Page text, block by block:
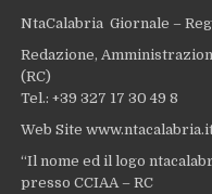
NtaCalabria Giornale –
Redazione,
(RC)
Tel.: +39 327 17 30 49 8
Web Site
“Il nome ed il logo
presso CCIAA – RC